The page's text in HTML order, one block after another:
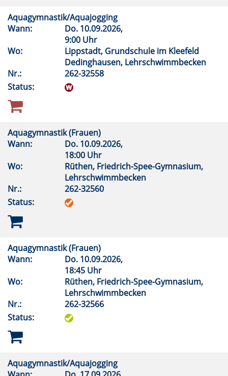
Aquagymnastik/Aquajogging
Wann:
Do. 10.09.2026,
9:00 Uhr
Wo:
Lippstadt, Grundschule im Kleefeld
Dedinghausen, Lehrschwimmbecken
Nr.:
262-32558
Status:
Aquagymnastik (Frauen)
Wann:
Do. 10.09.2026,
18:00 Uhr
Wo:
Rüthen, Friedrich-Spee-Gymnasium,
Lehrschwimmbecken
Nr.:
262-32560
Status:
Aquagymnastik (Frauen)
Wann:
Do. 10.09.2026,
18:45 Uhr
Wo:
Rüthen, Friedrich-Spee-Gymnasium,
Lehrschwimmbecken
Nr.:
262-32566
Status:
Aquagymnastik/Aquajogging